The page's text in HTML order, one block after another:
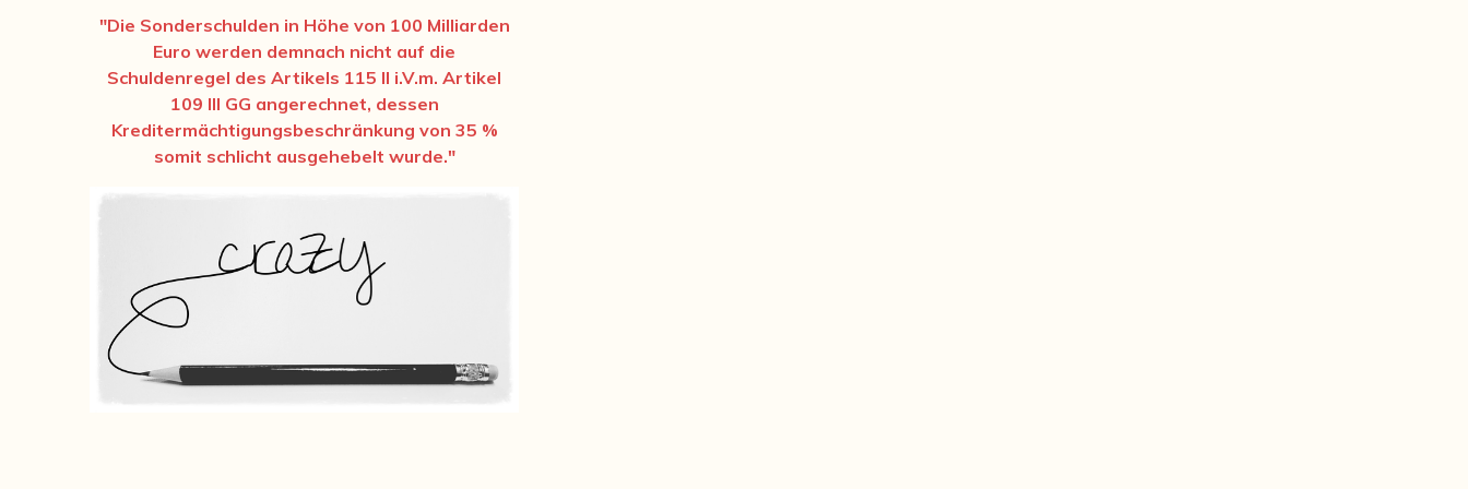
"Die Sonderschulden in Höhe von 100 Milliarden
Euro werden demnach nicht auf die
Schuldenregel des Artikels 115 II i.V.m. Artikel
109 III GG angerechnet, dessen
Kreditermächtigungsbeschränkung von 35 %
somit schlicht ausgehebelt wurde."